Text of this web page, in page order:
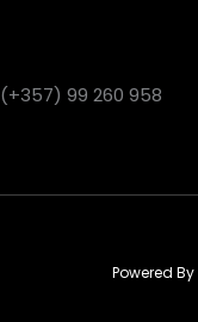
(+357) 99 260 958
Powered By